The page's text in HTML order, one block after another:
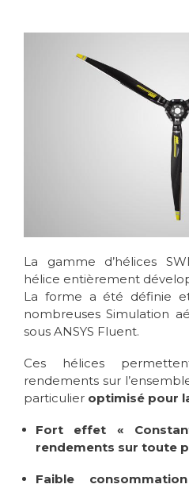
La gamme d’hélices
hélice entièrement
La forme a été définie
nombreuses Simulation
sous ANSYS Fluent.
Ces hélices
rendements sur
particulier optimisé pour
Fort effet «
rendements sur toute
Faible